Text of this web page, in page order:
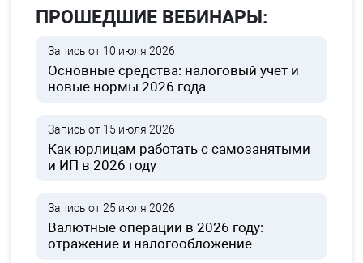
ПРОШЕДШИЕ ВЕБИНАРЫ:
Запись от 10 июля 2026
Основные средства: налоговый учет и
новые нормы 2026 года
Запись от 15 июля 2026
Как юрлицам работать с самозанятыми
и ИП в 2026 году
Запись от 25 июля 2026
Валютные операции в 2026 году:
отражение и налогообложение